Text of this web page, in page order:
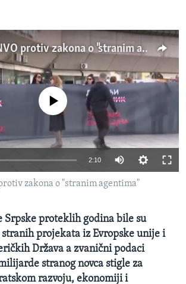
Banja Luka: NVO protiv zakona o "stranim agentima"
source currently available
2:10
zakona o "stranim agentima"
Srpske proteklih godina bile su
projekata iz Evropske unije i
Država a zvanični podaci
stranog novca stigle za
razvoju, ekonomiji i